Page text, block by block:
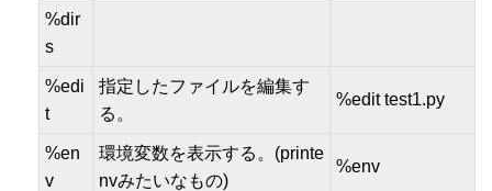
%dir
s
%edi
t
指定したファイルを編集す
る。
%edit test1.py
%en
v
環境変数を表示する。(printe
nvみたいなもの)
%env